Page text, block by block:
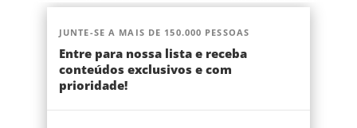
JUNTE-SE A MAIS DE 150.000 PESSOAS
Entre para nossa lista e receba
conteúdos exclusivos e com
prioridade!